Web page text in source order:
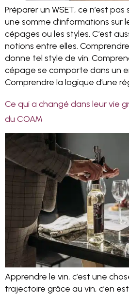
Préparer un WSET, ce n’est
une somme d’informations sur
cépages ou les styles. C’est
notions entre elles.
donne tel style de vin.
cépage se comporte dans un
Comprendre la logique d’une
Ce qui a changé dans leur vie
du COAM
Apprendre le vin, c’est une
trajectoire grâce au vin, c’en